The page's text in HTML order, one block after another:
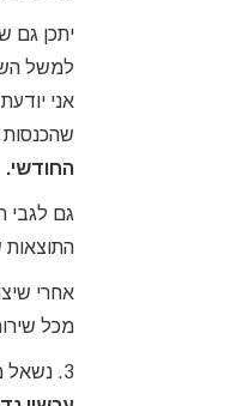
יתכן גם
למשל
אני
שהכנסות
החודשי.
גם לגבי
אחרי
מכל
3. נשאל מה נדרש לקדם כדי שזה יצא לפועל.